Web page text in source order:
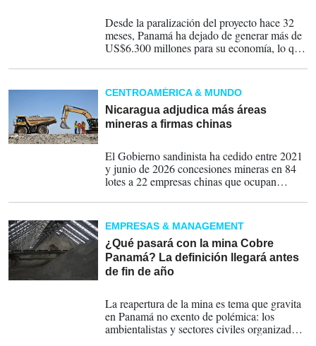
Desde la paralización del proyecto hace 32
meses, Panamá ha dejado de generar más de
US$6.300 millones para su economía, lo que
US$5.9 millones cada 24 horas.
CENTROAMÉRICA & MUNDO
Nicaragua adjudica más áreas
mineras a firmas chinas
El Gobierno sandinista ha cedido entre 2021
y junio de 2026 concesiones mineras en 84
lotes a 22 empresas chinas que ocupan
mineras, lo que representa el 10 % del
territorio nicaragüense.
EMPRESAS & MANAGEMENT
¿Qué pasará con la mina Cobre
Panamá? La definición llegará antes
de fin de año
La reapertura de la mina es tema que gravita
en Panamá no exento de polémica: los
ambientalistas y sectores civiles organizados